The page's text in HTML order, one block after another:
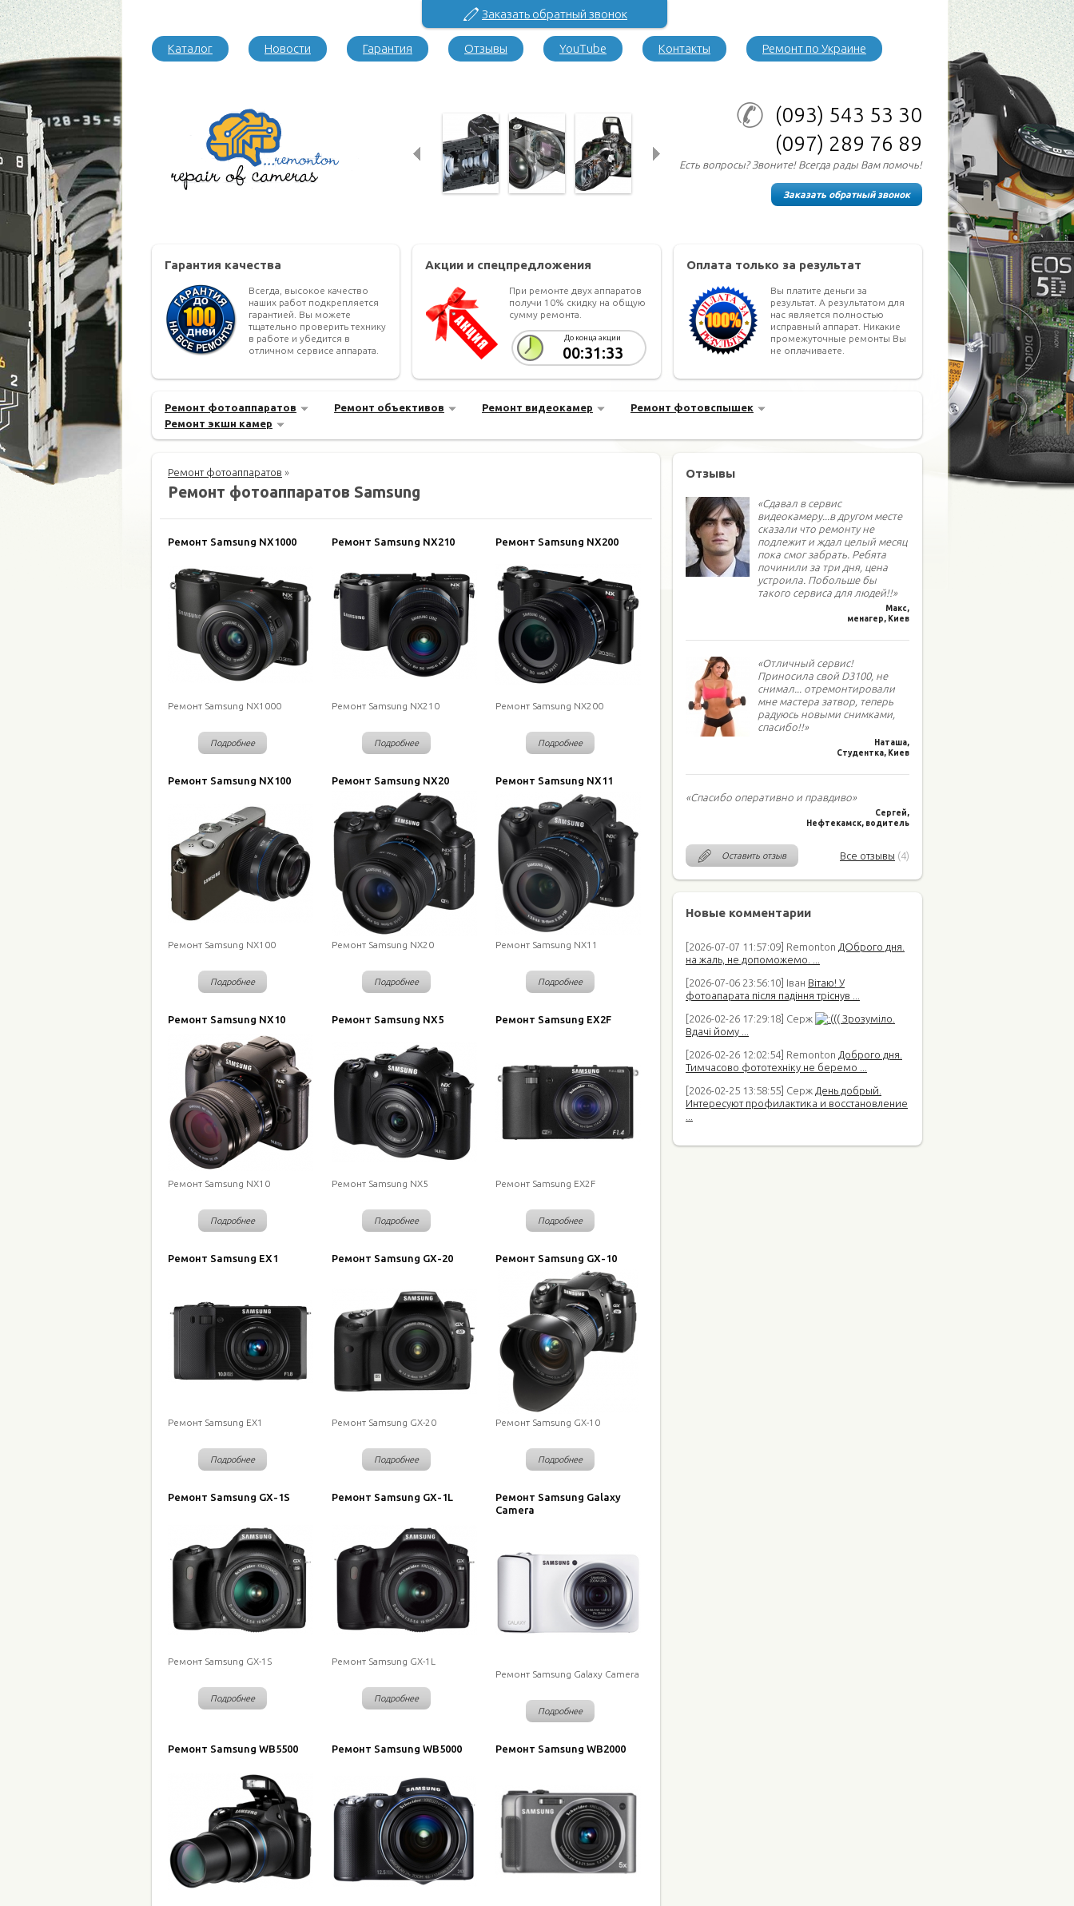
Каталог Новости Гарантия Отзывы YouTube Контакты Ремонт по Украине
(093) 543 53 30
(097) 289 76 89
Есть вопросы? Звоните! Всегда рады Вам помочь!
Заказать обратный звонок
Гарантия качества
Всегда, высокое качество
наших работ подкрепляется
гарантией. Вы можете
тщательно проверить технику
в работе и убедится в
отличном сервисе аппарата.
Акции и спецпредложения
При ремонте двух аппаратов
получи 10% скидку на общую
сумму ремонта.
До конца акции
00:31:32
Оплата только за результат
Вы платите деньги за
результат. А результатом для
нас является полностью
исправный аппарат. Никакие
промежуточные ремонты Вы
не оплачиваете.
Ремонт фотоаппаратов Ремонт объективов Ремонт видеокамер
Ремонт фотовспышек
Ремонт экшн камер
Отзывы
«Сдавал в сервис
видеокамеру...в другом месте
сказали что ремонту не
подлежит и ждал целый месяц
пока смог забрать. Ребята
починили за три дня, цена
устроила. Побольше бы
такого сервиса для людей!!»
Макс,
менагер, Киев
«Отличный сервис!
Приносила свой D3100, не
снимал... отремонтировали
мне мастера затвор, теперь
радуюсь новыми снимками,
спасибо!!»
Наташа,
Студентка, Киев
«Спасибо оперативно и правдиво»
Сергей,
Нефтекамск, водитель
Оставить отзыв Все отзывы (4)
Новые комментарии
[2026-07-07 11:57:09] Remonton ДОброго дня.
на жаль, не допоможемо. ...
[2026-07-06 23:56:10] Іван Вітаю! У
фотоапарата після падіння тріснув ...
[2026-02-26 17:29:18] Серж
(( Зрозуміло.
Вдачі йому ...
[2026-02-26 12:02:54] Remonton Доброго дня.
Тимчасово фототехніку не беремо ...
[2026-02-25 13:58:55] Серж День добрый.
Интересуют профилактика и восстановление
Ремонт фотоаппаратов »
Ремонт фотоаппаратов Samsung
Ремонт Samsung NX1000
Ремонт Samsung NX1000
Подробнее
Ремонт Samsung NX210
Ремонт Samsung NX210
Подробнее
Ремонт Samsung NX200
Ремонт Samsung NX200
Подробнее
Ремонт Samsung NX100
Ремонт Samsung NX100
Подробнее
Ремонт Samsung NX20
Ремонт Samsung NX20
Подробнее
Ремонт Samsung NX11
Ремонт Samsung NX11
Подробнее
Ремонт Samsung NX10
Ремонт Samsung NX10
Подробнее
Ремонт Samsung NX5
Ремонт Samsung NX5
Подробнее
Ремонт Samsung EX2F
Ремонт Samsung EX2F
Подробнее
Ремонт Samsung EX1
Ремонт Samsung EX1
Подробнее
Ремонт Samsung GX-20
Ремонт Samsung GX-20
Подробнее
Ремонт Samsung GX-10
Ремонт Samsung GX-10
Подробнее
Ремонт Samsung GX-1S
Ремонт Samsung GX-1S
Подробнее
Ремонт Samsung GX-1L
Ремонт Samsung GX-1L
Подробнее
Ремонт Samsung Galaxy
Camera
Ремонт Samsung Galaxy Camera
Подробнее
Ремонт Samsung WB5500 Ремонт Samsung WB5000 Ремонт Samsung WB2000
Заказать обратный звонок